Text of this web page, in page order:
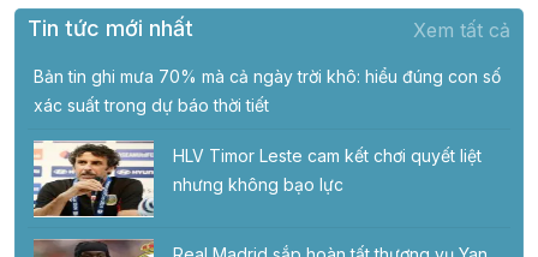
Tin tức mới nhất Xem tất cả
Bản tin ghi mưa 70% mà cả ngày trời khô: hiểu đúng con số
xác suất trong dự báo thời tiết
HLV Timor Leste cam kết chơi quyết liệt
nhưng không bạo lực